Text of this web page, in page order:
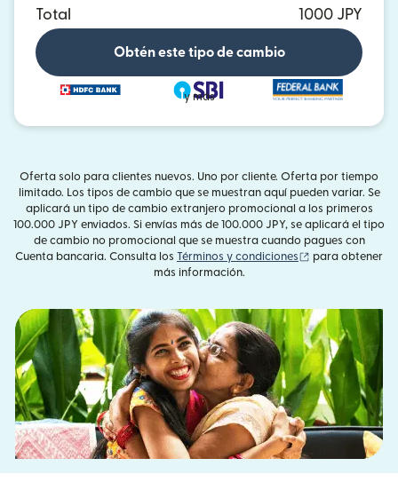
Total
1000 JPY
Obtén este tipo de cambio
y más
Oferta solo para clientes nuevos. Uno por cliente. Oferta por tiempo
limitado. Los tipos de cambio que se muestran aquí pueden variar. Se
aplicará un tipo de cambio extranjero promocional a los primeros
100.000 JPY enviados. Si envías más de 100.000 JPY, se aplicará el tipo
de cambio no promocional que se muestra cuando pagues con
Cuenta bancaria. Consulta los Términos y condiciones (se abre en una
para obtener
más información.